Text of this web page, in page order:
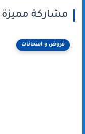
مشاركة مميزة
فروض و امتحانات